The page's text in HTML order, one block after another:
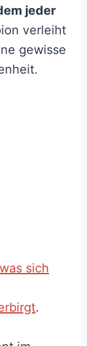
jeder
verleiht
gewisse
was sich
.